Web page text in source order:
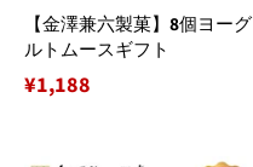
【金澤兼六製菓】8個ヨーグ
ルトムースギフト
通
¥1,188